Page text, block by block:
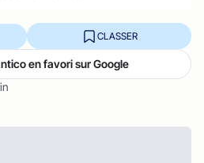
CLASSER
en favori sur Google